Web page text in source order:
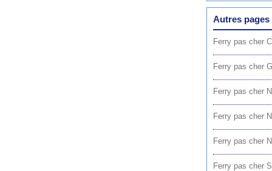
Autres pages
Ferry pas cher
Ferry pas cher
Ferry pas cher
Ferry pas cher
Ferry pas cher
Ferry pas cher